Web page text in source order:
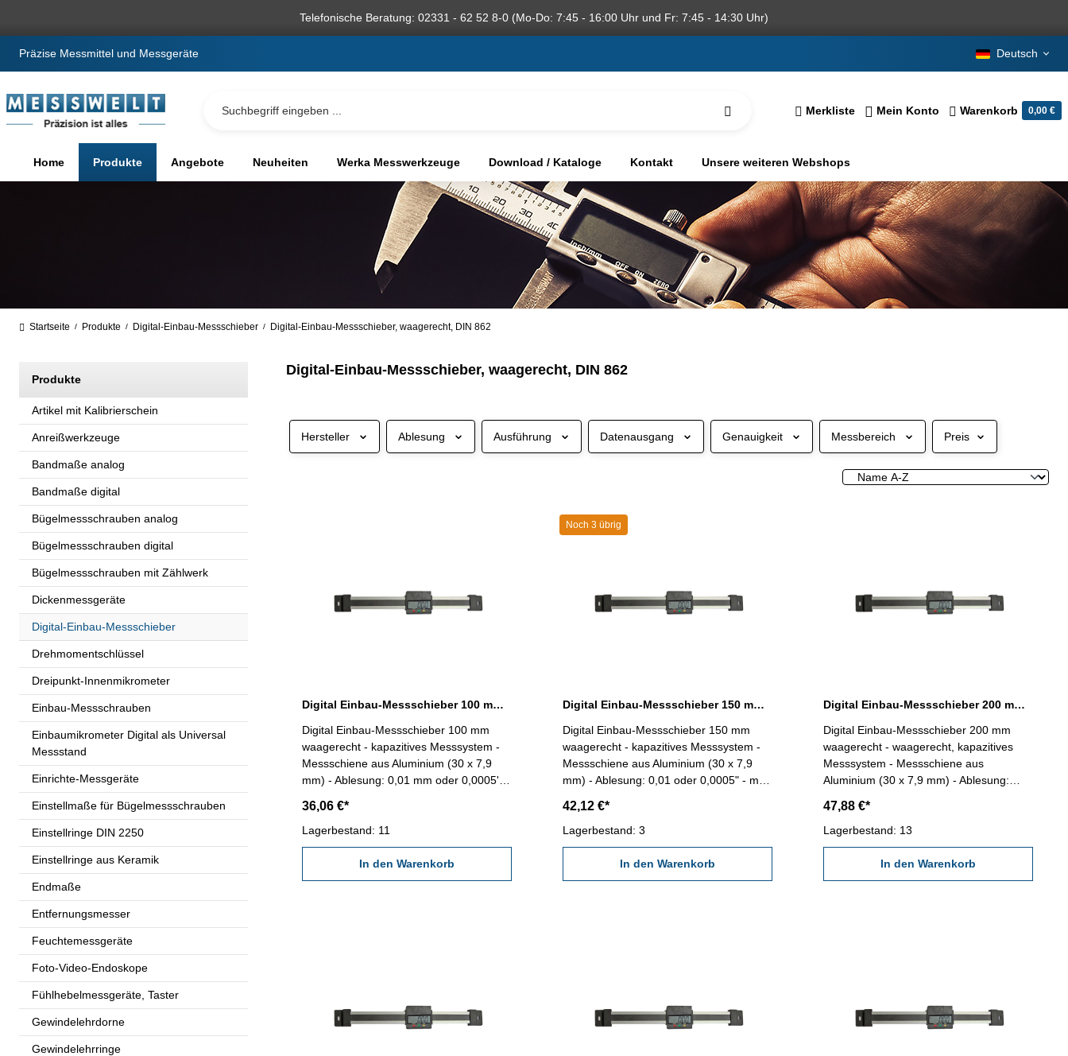
Telefonische Beratung: 02331 - 62 52 8-0 (Mo-Do: 7:45 - 16:00 Uhr und Fr: 7:45 - 14:30 Uhr)
Präzise Messmittel und Messgeräte Deutsch
Merkliste Mein Konto Warenkorb 0,00 €
Home Produkte Angebote Neuheiten Werka Messwerkzeuge Download / Kataloge Kontakt Unsere weiteren Webshops
Startseite / Produkte / Digital-Einbau-Messschieber / Digital-Einbau-Messschieber, waagerecht, DIN 862
Produkte
Artikel mit Kalibrierschein
Anreißwerkzeuge
Bandmaße analog
Bandmaße digital
Bügelmessschrauben analog
Bügelmessschrauben digital
Bügelmessschrauben mit Zählwerk
Dickenmessgeräte
Digital-Einbau-Messschieber
Drehmomentschlüssel
Dreipunkt-Innenmikrometer
Einbau-Messschrauben
Einbaumikrometer Digital als Universal
Messstand
Einrichte-Messgeräte
Einstellmaße für Bügelmessschrauben
Einstellringe DIN 2250
Einstellringe aus Keramik
Endmaße
Entfernungsmesser
Feuchtemessgeräte
Foto-Video-Endoskope
Fühlhebelmessgeräte, Taster
Gewindelehrdorne
Gewindelehrringe
Digital-Einbau-Messschieber, waagerecht, DIN 862
Hersteller Ablesung Ausführung Datenausgang Genauigkeit Messbereich Preis
Digital Einbau-Messschieber 100 mm waagerecht DIN 862
Digital Einbau-Messschieber 100 mm
waagerecht - kapazitives Messsystem -
Messschiene aus Aluminium (30 x 7,9
mm) - Ablesung: 0,01 mm oder 0,0005'' -
mit Ein/Aus, mm/inch und Null-Tasten
Länge: 260 mm Genauigkeit: 0,03 mm
Messbereich: 0 - 100 mm
36,06 €*
Lagerbestand: 11
In den Warenkorb
Noch 3 übrig
Digital Einbau-Messschieber 150 mm waagerecht DIN 862
Digital Einbau-Messschieber 150 mm
waagerecht - kapazitives Messsystem -
Messschiene aus Aluminium (30 x 7,9
mm) - Ablesung: 0,01 oder 0,0005" - mit
Ein/Aus, mm/inch und Null-Tasten Länge:
280 mm Genauigkeit: 0,03 mm
Messbereich: 0 - 150 mm
42,12 €*
Lagerbestand: 3
In den Warenkorb
Digital Einbau-Messschieber 200 mm waagerecht DIN 862
Digital Einbau-Messschieber 200 mm
waagerecht - waagerecht, kapazitives
Messsystem - Messschiene aus
Aluminium (30 x 7,9 mm) - Ablesung:
Schnittstelle, Anschluß: RB5- mit Ein/Aus,
mm/inch und Null-Tasten Länge: 330 mm
Genauigkeit: 0,03 mm Messbereich: 0 -
47,88 €*
Lagerbestand: 13
In den Warenkorb